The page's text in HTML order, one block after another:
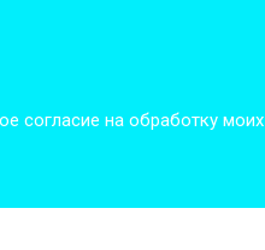
согласие на обработку моих